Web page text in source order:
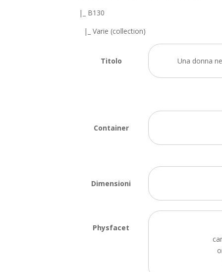
|_ B130
|_ Varie (collection)
Titolo Una donna
Container
Dimensioni
Physfacet